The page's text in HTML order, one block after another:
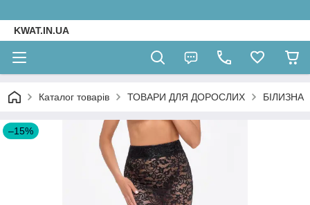
KWAT.IN.UA
Каталог товарів ТОВАРИ ДЛЯ ДОРОСЛИХ БІЛИЗНА
–15%